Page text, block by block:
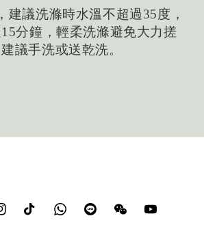
建議洗滌時水溫不超過35度，
分鐘，輕柔洗滌避免大力搓
議手洗或送乾洗。